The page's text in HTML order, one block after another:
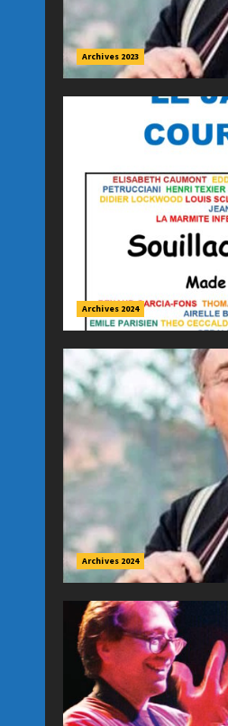
Archives 2023
Archives 2024
Archives 2024